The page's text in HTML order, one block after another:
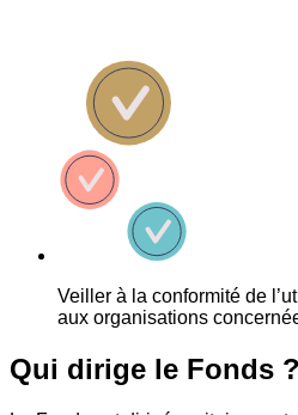
Veiller à la conformité de
aux organisations
Qui dirige le Fonds ?